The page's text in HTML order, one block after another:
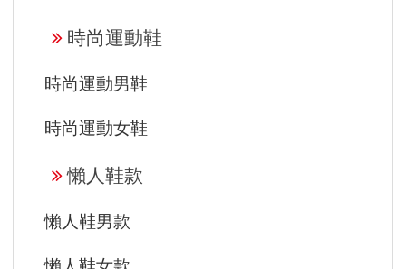
時尚運動鞋
時尚運動男鞋
時尚運動女鞋
懶人鞋款
懶人鞋男款